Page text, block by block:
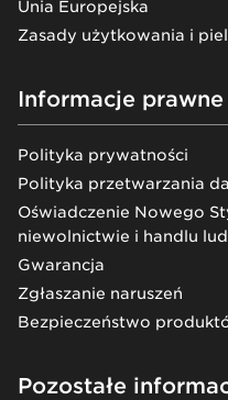
Unia Europejska
Zasady użytkowania i
Informacje prawne
Polityka prywatności
Polityka przetwarzania
Oświadczenie Nowego
niewolnictwie i handlu
Gwarancja
Zgłaszanie naruszeń
Bezpieczeństwo
Pozostałe